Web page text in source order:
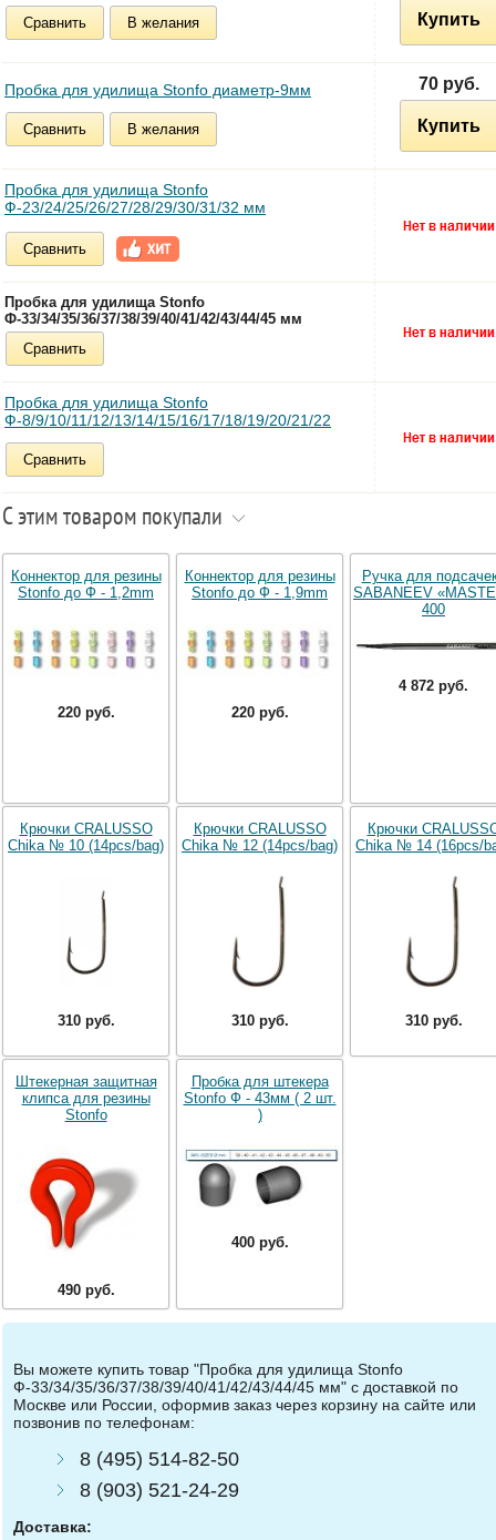
Сравнить В желания Купить
Пробка для удилища Stonfo диаметр-9мм
Сравнить В желания
70 руб.
Купить
Пробка для удилища Stonfo
Ф-23/24/25/26/27/28/29/30/31/32 мм
Сравнить
Пробка для удилища Stonfo
Ф-33/34/35/36/37/38/39/40/41/42/43/44/45 мм
Сравнить
Пробка для удилища Stonfo
Ф-8/9/10/11/12/13/14/15/16/17/18/19/20/21/22
Сравнить
С этим товаром покупали
Коннектор для резины
Stonfo до Ф - 1,2mm
220 руб.
Коннектор для резины
Stonfo до Ф - 1,9mm
220 руб.
Ручка для
SABANEEV
400
4 872 руб.
Крючки CRALUSSO
Chika № 10 (14pcs/bag)
310 руб.
Крючки CRALUSSO
Chika № 12 (14pcs/bag)
310 руб.
Крючки
Chika № 14 (16pcs/
310 руб.
Штекерная защитная
клипса для резины
Stonfo
490 руб.
Пробка для штекера
Stonfo Ф - 43мм ( 2 шт.
)
400 руб.
Вы можете купить товар "Пробка для удилища Stonfo
Ф-33/34/35/36/37/38/39/40/41/42/43/44/45 мм" с доставкой по
Москве или России, оформив заказ через корзину на сайте или
позвонив по телефонам:
8 (495) 514-82-50
8 (903) 521-24-29
Доставка: